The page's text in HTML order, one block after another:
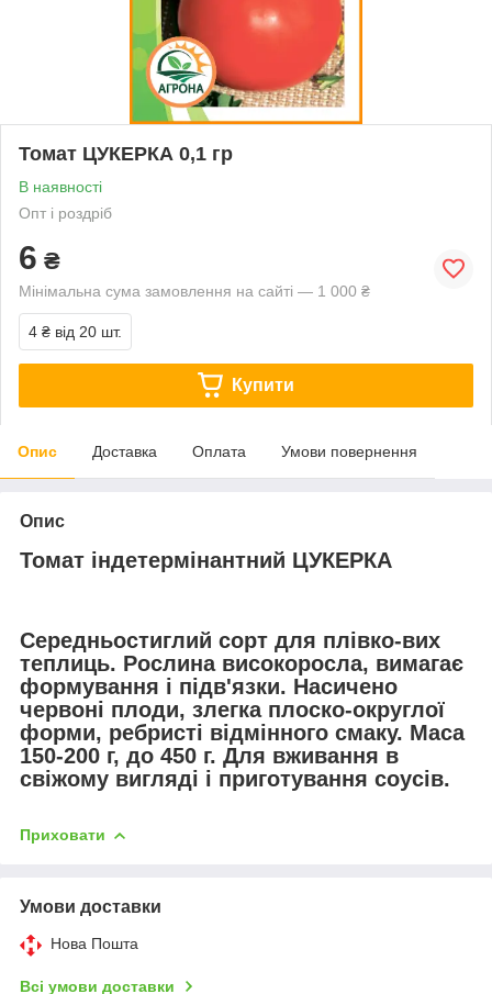
Томат ЦУКЕРКА 0,1 гр
В наявності
Опт і роздріб
6 ₴
Мінімальна сума замовлення на сайті — 1 000 ₴
4 ₴ від 20 шт.
Купити
Опис Доставка Оплата Умови повернення
Опис
Томат індетермінантний ЦУКЕРКА
Середньостиглий сорт для плівко-вих
теплиць. Рослина високоросла, вимагає
формування і підв'язки. Насичено
червоні плоди, злегка плоско-округлої
форми, ребристі відмінного смаку. Маса
150-200 г, до 450 г. Для вживання в
свіжому вигляді і приготування соусів.
Приховати
Умови доставки
Нова Пошта
Всі умови доставки